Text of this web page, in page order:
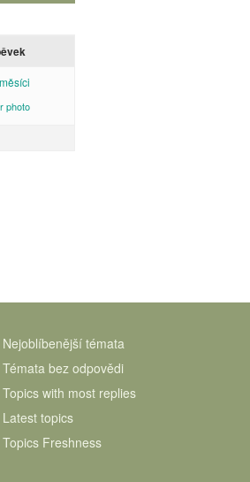
Nejoblíbenější témata
Témata bez odpovědi
Topics with most replies
Latest topics
Topics Freshness